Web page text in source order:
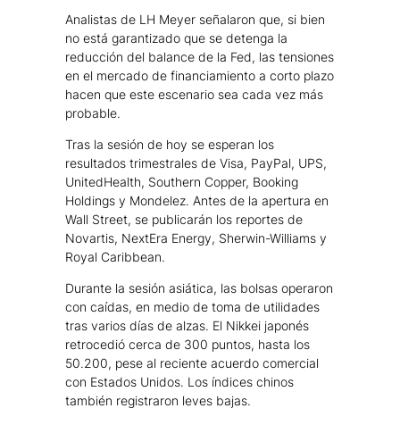
Analistas de LH Meyer señalaron que, si bien
no está garantizado que se detenga la
reducción del balance de la Fed, las tensiones
en el mercado de financiamiento a corto plazo
hacen que este escenario sea cada vez más
probable.
Tras la sesión de hoy se esperan los
resultados trimestrales de Visa, PayPal, UPS,
UnitedHealth, Southern Copper, Booking
Holdings y Mondelez. Antes de la apertura en
Wall Street, se publicarán los reportes de
Novartis, NextEra Energy, Sherwin-Williams y
Royal Caribbean.
Durante la sesión asiática, las bolsas operaron
con caídas, en medio de toma de utilidades
tras varios días de alzas. El Nikkei japonés
retrocedió cerca de 300 puntos, hasta los
50.200, pese al reciente acuerdo comercial
con Estados Unidos. Los índices chinos
también registraron leves bajas.